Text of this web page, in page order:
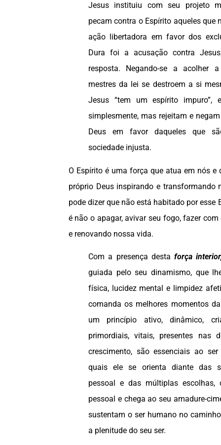
Jesus instituiu com seu projeto
pecam contra o Espírito aqueles que
ação libertadora em favor dos
Dura foi a acusação contra
resposta. Negando-se a acolher
mestres da lei se destroem a si
Jesus “tem um espírito impuro”,
simplesmente, mas rejeitam e
Deus em favor daqueles que
sociedade injusta.
O Espírito é uma força que atua em nós e
próprio Deus inspirando e transformando
pode dizer que não está habitado por esse
é não o apagar, avivar seu fogo, fazer
e renovando nossa vida.
Com a presença destaforça
guiada pelo seu dinamismo, que
física, lucidez mental e limpidez
comanda os melhores momentos
um princípio ativo, dinâmico,
primordiais, vitais, presentes nas
crescimento, são essenciais ao
quais ele se orienta diante das
pessoal e das múltiplas
pessoal e chega ao seu amadure-
sustentam o ser humano no
a plenitude do seu ser.